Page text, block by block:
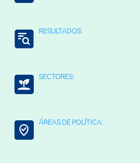
Information
RESULTADOS:
Resiliencia al cambio climático
SECTORES:
ÁREAS DE POLÍTICA: